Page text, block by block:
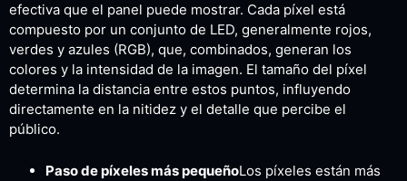
efectiva que el panel puede mostrar. Cada píxel está
compuesto por un conjunto de LED, generalmente rojos,
verdes y azules (RGB), que, combinados, generan los
colores y la intensidad de la imagen. El tamaño del píxel
determina la distancia entre estos puntos, influyendo
directamente en la nitidez y el detalle que percibe el
público.
Paso de píxeles más pequeñoLos píxeles están más